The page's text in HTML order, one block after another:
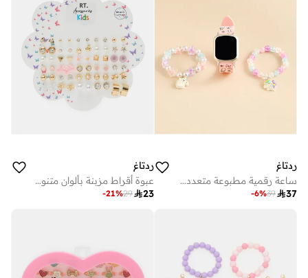
ردتاغ
ساعة رقمية مطبوعة متعددة الألوان مع إسوارة للبنات
37
39
-6%
ردتاغ
عبوة أقراط مزبنة بألوان متنوعة للبنات (30 زوج)
23
29
-21%